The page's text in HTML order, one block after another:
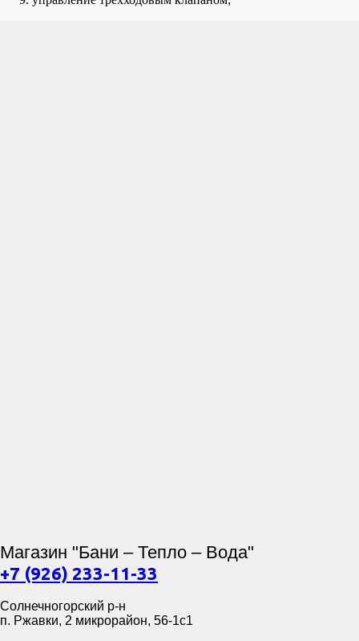
Магазин "Бани – Тепло – Вода"
+7 (926) 233-11-33
Солнечногорский р-н
п. Ржавки, 2 микрорайон, 56-1с1